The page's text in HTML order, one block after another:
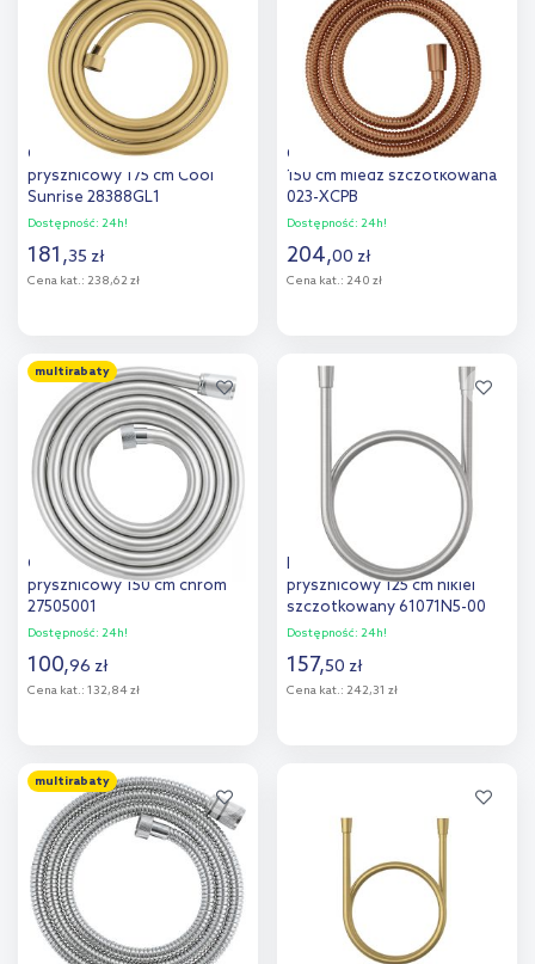
porównania porównania
Grohe Silverflex wąż
prysznicowy 175 cm Cool
Sunrise 28388GL1
Dostępność: 24h!
181,35 zł
Cena kat.: 238,62 zł
Dodaj do
porównania
Omnires wąż prysznicowy
150 cm miedź szczotkowana
023-XCPB
Dostępność: 24h!
204,00 zł
Cena kat.: 240 zł
Dodaj do
porównania
multirabaty
Grohe Vitalio Flex Silver wąż
prysznicowy 150 cm chrom
27505001
Dostępność: 24h!
100,96 zł
Cena kat.: 132,84 zł
Dodaj do
porównania
Kludi Suparaflex wąż
prysznicowy 125 cm nikiel
szczotkowany 61071N5-00
Dostępność: 24h!
157,50 zł
Cena kat.: 242,31 zł
porównania
multirabaty